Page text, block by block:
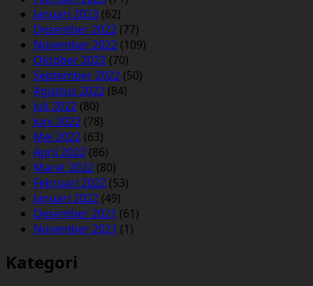
Januari 2023 (62)
Desember 2022 (77)
November 2022 (109)
Oktober 2022 (70)
September 2022 (50)
Agustus 2022 (84)
Juli 2022 (80)
Juni 2022 (78)
Mei 2022 (63)
April 2022 (86)
Maret 2022 (80)
Februari 2022 (53)
Januari 2022 (49)
Desember 2021 (61)
November 2021 (1)
Kategori